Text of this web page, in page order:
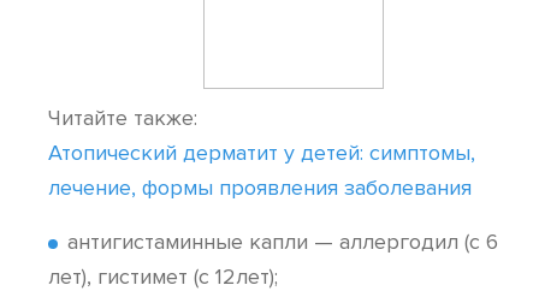
Читайте также:
Атопический дерматит у детей: симптомы,
лечение, формы проявления заболевания
антигистаминные капли — аллергодил (с 6
лет), гистимет (с 12лет);